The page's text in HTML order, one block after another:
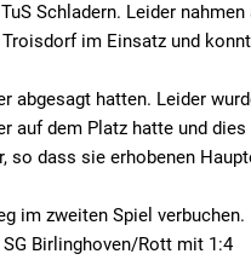
Schladern. Leider nahmen
im Einsatz und
abgesagt hatten. Leider
auf dem Platz hatte und dies
so dass sie erhobenen
im zweiten Spiel verbuchen.
Birlinghoven/Rott mit 1:4